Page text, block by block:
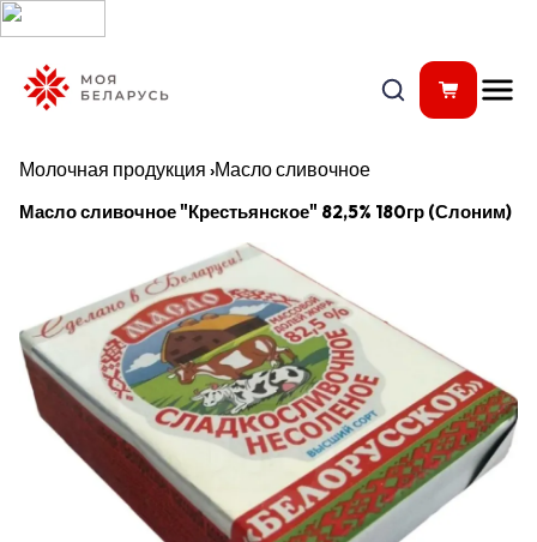
Молочная продукция ›Масло сливочное
Масло сливочное "Крестьянское" 82,5% 180гр (Слоним)